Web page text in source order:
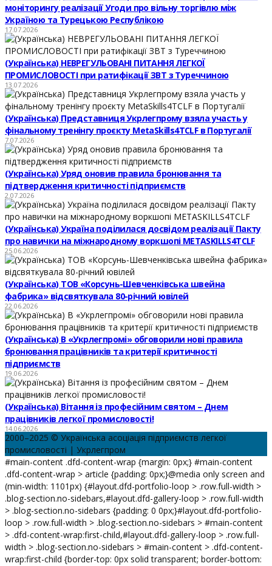
моніторингу реалізації Угоди про вільну торгівлю між
Україною та Турецькою Республікою
17.07.2026
(Українська) НЕВРЕГУЛЬОВАНІ ПИТАННЯ ЛЕГКОЇ
ПРОМИСЛОВОСТІ при ратифікації ЗВТ з Туреччиною
13.07.2026
(Українська) Представниця Укрлегпрому взяла участь у
фінальному тренінгу проєкту MetaSkills4TCLF в Португалії
7.07.2026
(Українська) Уряд оновив правила бронювання та
підтвердження критичності підприємств
2.07.2026
(Українська) Україна поділилася досвідом реалізації Пакту
про навички на міжнародному воркшопі METASKILLS4TCLF
25.06.2026
(Українська) ТОВ «Корсунь-Шевченківська швейна
фабрика» відсвяткувала 80-річний ювілей
22.06.2026
(Українська) В «Укрлегпромі» обговорили нові правила
бронювання працівників та критерії критичності
підприємств
19.06.2026
(Українська) Вітання із професійним святом – Днем
працівників легкої промисловості!
14.06.2026
2000–2025 © Українська асоціація підприємств легкої
промисловості | Укрлегпром
#main-content .dfd-content-wrap {margin: 0px;} #main-content
.dfd-content-wrap > article {padding: 0px;}@media only screen and
(min-width: 1101px) {#layout.dfd-portfolio-loop > .row.full-width >
.blog-section.no-sidebars,#layout.dfd-gallery-loop > .row.full-width
> .blog-section.no-sidebars {padding: 0 0px;}#layout.dfd-portfolio-
loop > .row.full-width > .blog-section.no-sidebars > #main-content
> .dfd-content-wrap:first-child,#layout.dfd-gallery-loop > .row.full-
width > .blog-section.no-sidebars > #main-content > .dfd-content-
wrap:first-child {border-top: 0px solid transparent; border-bottom: